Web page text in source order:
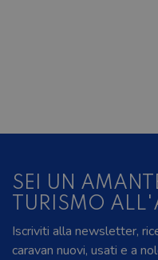
SEI UN
TURISMO
Iscriviti alla newsletter,
caravan nuovi, usati e a